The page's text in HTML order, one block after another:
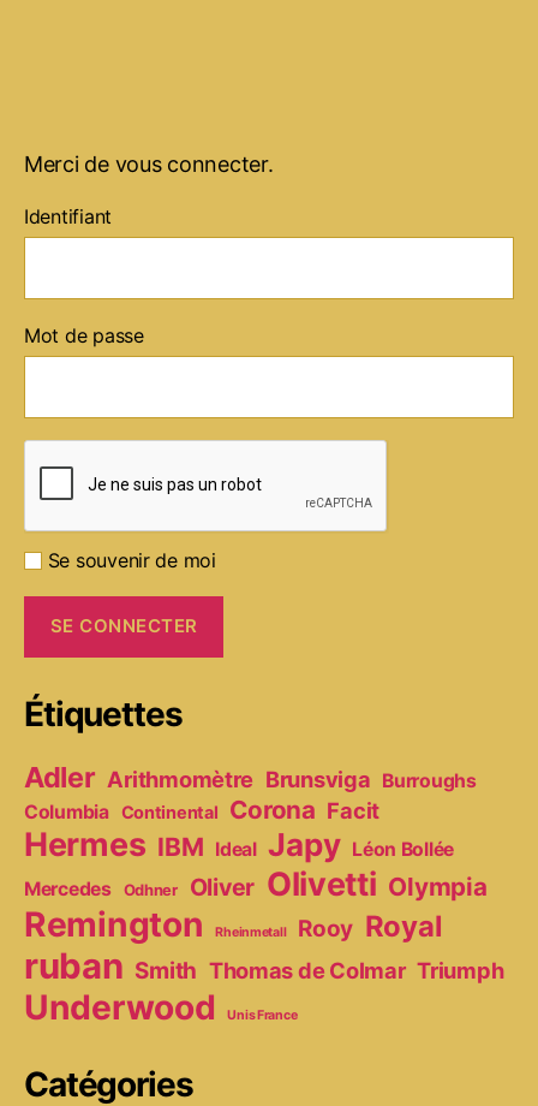
Merci de vous connecter.
Identifiant
Mot de passe
Se souvenir de moi
Étiquettes
Adler Arithmomètre Brunsviga Burroughs
Columbia Continental Corona Facit
Hermes IBM Ideal Japy Léon Bollée
Mercedes
Odhner Oliver Olivetti Olympia
Remington Rheinmetall Rooy Royal
ruban Smith Thomas de Colmar Triumph
Underwood Unis France
Catégories